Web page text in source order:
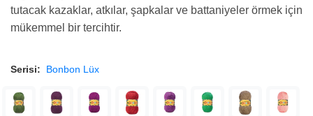
tutacak kazaklar, atkılar, şapkalar ve battaniyeler örmek için
mükemmel bir tercihtir.
Serisi: Bonbon Lüx